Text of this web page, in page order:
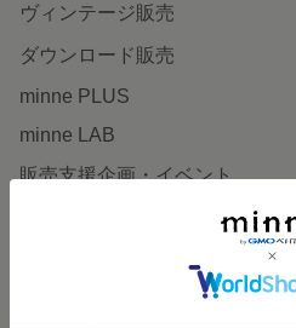
ヴィンテージ販売
ダウンロード販売
minne PLUS
minne LAB
販売支援企画・イベント
minneとものづくりと